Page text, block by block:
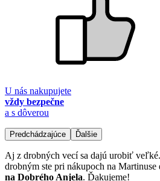
U nás nakupujete
vždy bezpečne
a s dôverou
Predchádzajúce Ďalšie
Aj z drobných vecí sa dajú urobiť
drobným ste pri nákupoch na Martinuse
na Dobrého Anjela. Ďakujeme!